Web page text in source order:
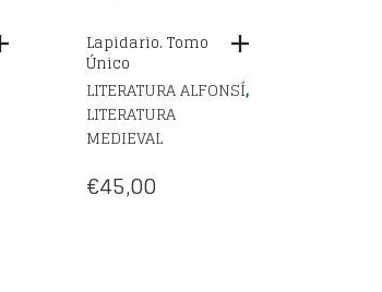
Lapidario. Tomo
Único
LITERATURA ALFONSÍ,
LITERATURA
MEDIEVAL
€45,00